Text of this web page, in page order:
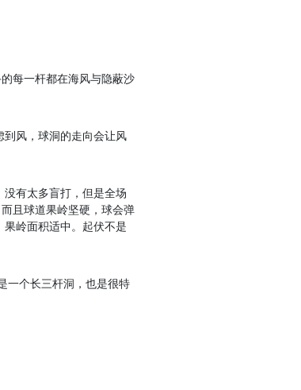
每一杆都在海风与隐蔽沙
风，球洞的走向会让风
有太多盲打，但是全场
且球道果岭坚硬，球会弹
岭面积适中。起伏不是
一个长三杆洞，也是很特